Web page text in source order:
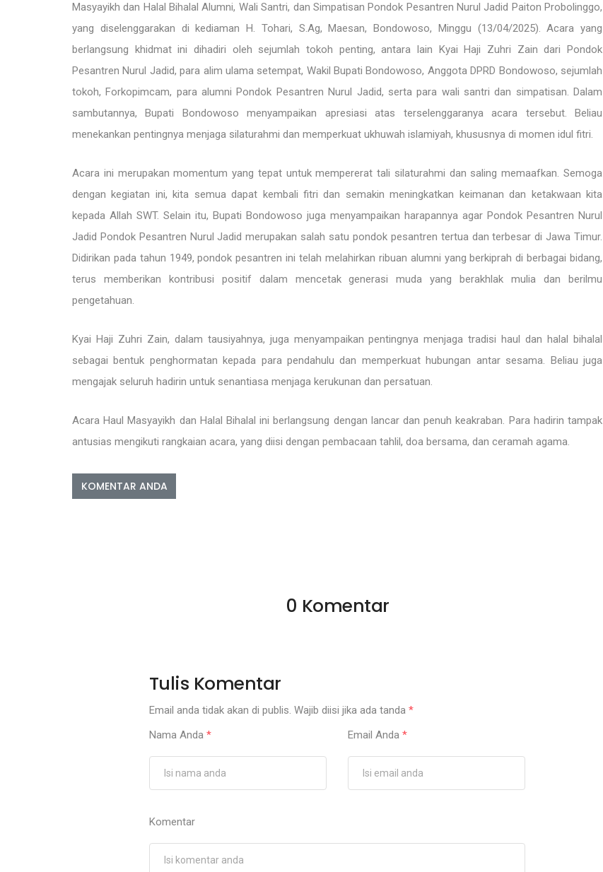
Masyayikh dan Halal Bihalal Alumni, Wali Santri, dan Simpatisan Pondok Pesantren Nurul Jadid Paiton Probolinggo,
yang diselenggarakan di kediaman H. Tohari, S.Ag, Maesan, Bondowoso, Minggu (13/04/2025). Acara yang
berlangsung khidmat ini dihadiri oleh sejumlah tokoh penting, antara lain Kyai Haji Zuhri Zain dari Pondok
Pesantren Nurul Jadid, para alim ulama setempat, Wakil Bupati Bondowoso, Anggota DPRD Bondowoso, sejumlah
tokoh, Forkopimcam, para alumni Pondok Pesantren Nurul Jadid, serta para wali santri dan simpatisan. Dalam
sambutannya, Bupati Bondowoso menyampaikan apresiasi atas terselenggaranya acara tersebut. Beliau
menekankan pentingnya menjaga silaturahmi dan memperkuat ukhuwah islamiyah, khususnya di momen idul fitri.
Acara ini merupakan momentum yang tepat untuk mempererat tali silaturahmi dan saling memaafkan. Semoga
dengan kegiatan ini, kita semua dapat kembali fitri dan semakin meningkatkan keimanan dan ketakwaan kita
kepada Allah SWT. Selain itu, Bupati Bondowoso juga menyampaikan harapannya agar Pondok Pesantren Nurul
Jadid Pondok Pesantren Nurul Jadid merupakan salah satu pondok pesantren tertua dan terbesar di Jawa Timur.
Didirikan pada tahun 1949, pondok pesantren ini telah melahirkan ribuan alumni yang berkiprah di berbagai bidang,
terus memberikan kontribusi positif dalam mencetak generasi muda yang berakhlak mulia dan berilmu
pengetahuan.
Kyai Haji Zuhri Zain, dalam tausiyahnya, juga menyampaikan pentingnya menjaga tradisi haul dan halal bihalal
sebagai bentuk penghormatan kepada para pendahulu dan memperkuat hubungan antar sesama. Beliau juga
mengajak seluruh hadirin untuk senantiasa menjaga kerukunan dan persatuan.
Acara Haul Masyayikh dan Halal Bihalal ini berlangsung dengan lancar dan penuh keakraban. Para hadirin tampak
antusias mengikuti rangkaian acara, yang diisi dengan pembacaan tahlil, doa bersama, dan ceramah agama.
KOMENTAR ANDA
0 Komentar
Tulis Komentar
Email anda tidak akan di publis. Wajib diisi jika ada tanda *
Nama Anda * Email Anda *
Komentar